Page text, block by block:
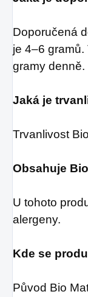
Doporučená
je 4–6 gramů.
gramy denně.
Jaká je
Trvanlivost
Obsahuje
U tohoto
alergeny.
Kde se
Původ Bio